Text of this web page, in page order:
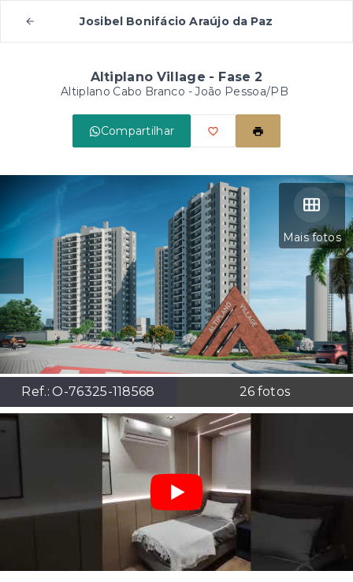
Josibel Bonifácio Araújo da Paz
Altiplano Village - Fase 2
Altiplano Cabo Branco - João Pessoa/PB
Compartilhar
Mais fotos
Ref.:O-76325-118568 26 fotos